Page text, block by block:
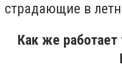
страдающие в
Как же работает